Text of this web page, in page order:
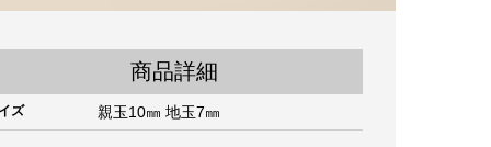
商品詳細
ズ 親玉10㎜ 地玉7㎜